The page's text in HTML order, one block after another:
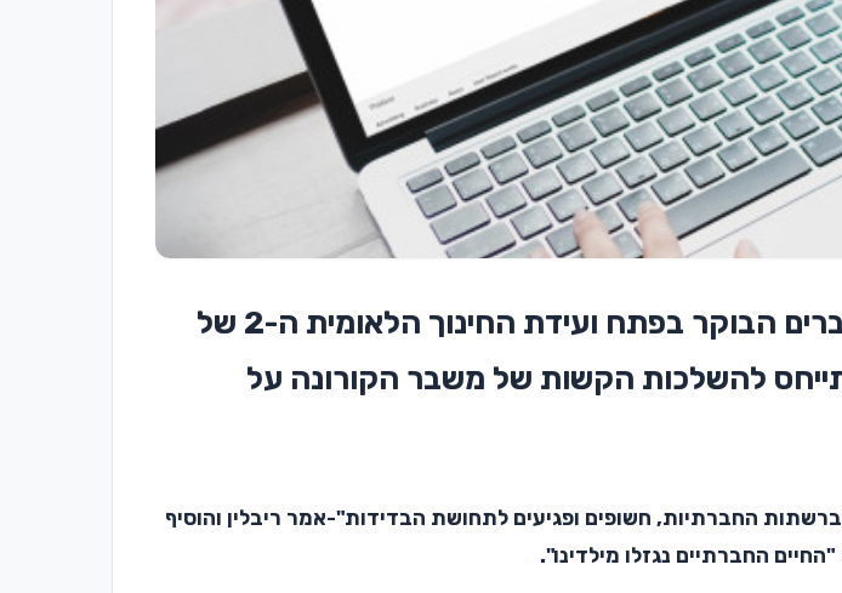
למידה מרחוק – נשיא המדינה ראובן ריבלין נשא דברים הבוקר בפתח ועידת החינוך הלאומית ה-2 של
להשלכות הקשות של משבר הקורונה על
ברשתות החברתיות, חשופים ופגיעים לתחושת הבדידות"-אמר ריבלין והוסיף
החברתיים נגזלו מילדינו".